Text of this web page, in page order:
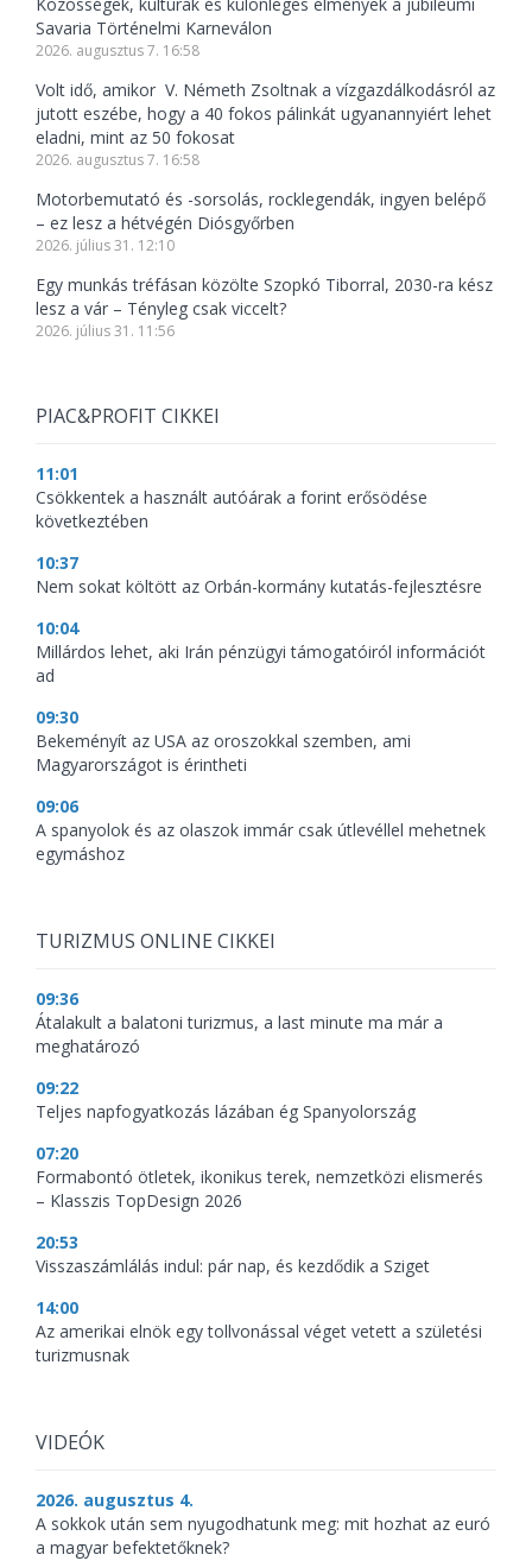
Savaria Történelmi Karneválon
2026. augusztus 7. 16:58
Volt idő, amikor V. Németh Zsoltnak a vízgazdálkodásról az
jutott eszébe, hogy a 40 fokos pálinkát ugyanannyiért lehet
eladni, mint az 50 fokosat
2026. augusztus 7. 16:58
Motorbemutató és -sorsolás, rocklegendák, ingyen belépő
– ez lesz a hétvégén Diósgyőrben
2026. július 31. 12:10
Egy munkás tréfásan közölte Szopkó Tiborral, 2030-ra kész
lesz a vár – Tényleg csak viccelt?
2026. július 31. 11:56
PIAC&PROFIT CIKKEI
11:01
Csökkentek a használt autóárak a forint erősödése
következtében
10:37
Nem sokat költött az Orbán-kormány kutatás-fejlesztésre
10:04
Millárdos lehet, aki Irán pénzügyi támogatóiról információt
ad
09:30
Bekeményít az USA az oroszokkal szemben, ami
Magyarországot is érintheti
09:06
A spanyolok és az olaszok immár csak útlevéllel mehetnek
egymáshoz
TURIZMUS ONLINE CIKKEI
09:36
Átalakult a balatoni turizmus, a last minute ma már a
meghatározó
09:22
Teljes napfogyatkozás lázában ég Spanyolország
07:20
Formabontó ötletek, ikonikus terek, nemzetközi elismerés
– Klasszis TopDesign 2026
20:53
Visszaszámlálás indul: pár nap, és kezdődik a Sziget
14:00
Az amerikai elnök egy tollvonással véget vetett a születési
turizmusnak
VIDEÓK
2026. augusztus 4.
A sokkok után sem nyugodhatunk meg: mit hozhat az euró
a magyar befektetőknek?